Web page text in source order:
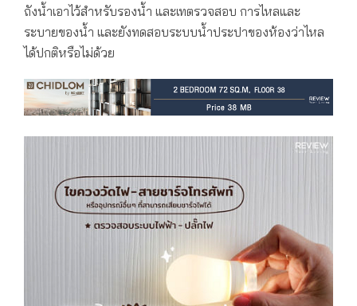
ถังน้ำเอาไว้สำหรับรองน้ำ และเทตรวจสอบ การไหลและ
ระบายของน้ำ และยังทดสอบระบบน้ำประปาของห้องว่าไหล
ได้ปกติหรือไม่ด้วย ​